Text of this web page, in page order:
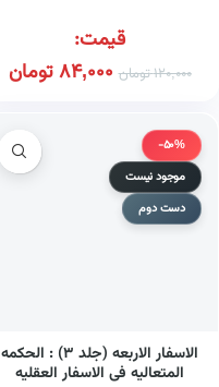
قیمت:
120,000تومان 84,000تومان
-50%
موجود نیست
دست دوم
الاسفار الاربعه (جلد ۳) : الحکمه
المتعالیه فی الاسفار العقلیه